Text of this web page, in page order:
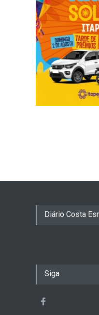
Diário Costa
Siga